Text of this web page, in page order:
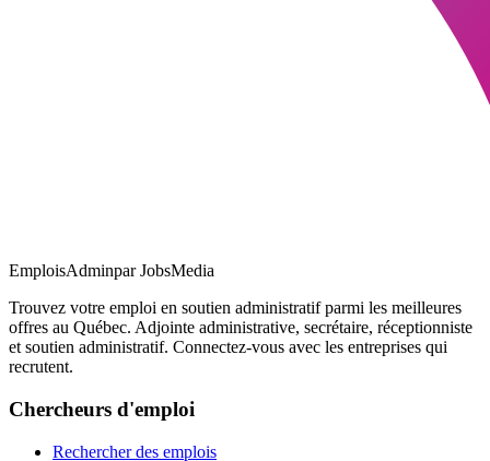
EmploisAdminpar JobsMedia
Trouvez votre emploi en soutien administratif parmi les meilleures
offres au Québec. Adjointe administrative, secrétaire, réceptionniste
et soutien administratif. Connectez-vous avec les entreprises qui
recrutent.
Chercheurs d'emploi
Rechercher des emplois